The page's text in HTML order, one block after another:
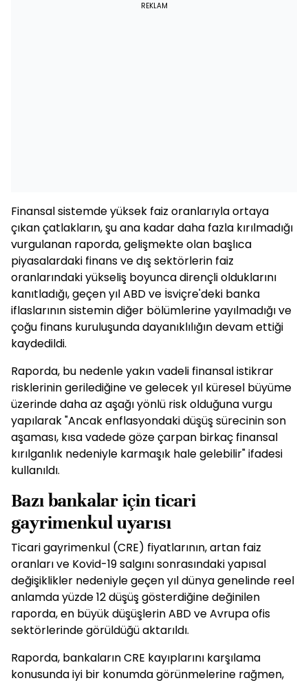
REKLAM
Finansal sistemde yüksek faiz oranlarıyla ortaya
çıkan çatlakların, şu ana kadar daha fazla kırılmadığı
vurgulanan raporda, gelişmekte olan başlıca
piyasalardaki finans ve dış sektörlerin faiz
oranlarındaki yükseliş boyunca dirençli olduklarını
kanıtladığı, geçen yıl ABD ve İsviçre'deki banka
iflaslarının sistemin diğer bölümlerine yayılmadığı ve
çoğu finans kuruluşunda dayanıklılığın devam ettiği
kaydedildi.
Raporda, bu nedenle yakın vadeli finansal istikrar
risklerinin gerilediğine ve gelecek yıl küresel büyüme
üzerinde daha az aşağı yönlü risk olduğuna vurgu
yapılarak "Ancak enflasyondaki düşüş sürecinin son
aşaması, kısa vadede göze çarpan birkaç finansal
kırılganlık nedeniyle karmaşık hale gelebilir" ifadesi
kullanıldı.
Bazı bankalar için ticari
gayrimenkul uyarısı
Ticari gayrimenkul (CRE) fiyatlarının, artan faiz
oranları ve Kovid-19 salgını sonrasındaki yapısal
değişiklikler nedeniyle geçen yıl dünya genelinde reel
anlamda yüzde 12 düşüş gösterdiğine değinilen
raporda, en büyük düşüşlerin ABD ve Avrupa ofis
sektörlerinde görüldüğü aktarıldı.
Raporda, bankaların CRE kayıplarını karşılama
konusunda iyi bir konumda görünmelerine rağmen,